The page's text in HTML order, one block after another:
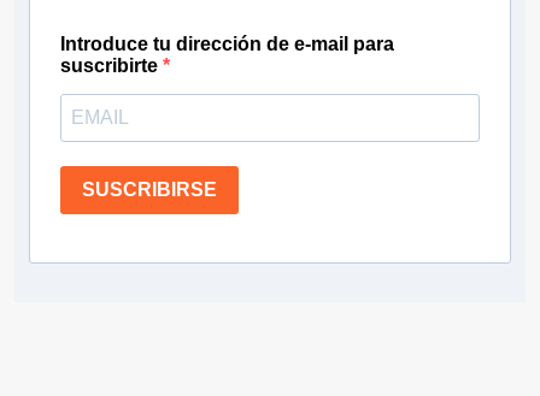
Introduce tu dirección de e-mail para
suscribirte
SUSCRIBIRSE